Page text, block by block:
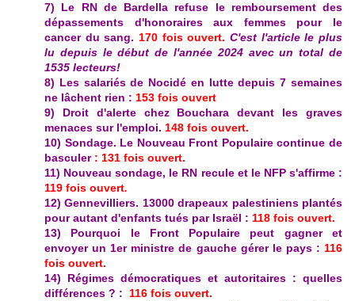
7) Le RN de Bardella refuse le remboursement des
dépassements d'honoraires aux femmes pour le
cancer du sang. 170 fois ouvert. C'est l'article le plus
lu depuis le début de l'année 2024 avec un total de
1535 lecteurs!
8) Les salariés de Nocidé en lutte depuis 7 semaines
ne lâchent rien : 153 fois ouvert
9) Droit d'alerte chez Bouchara devant les graves
menaces sur l'emploi. 148 fois ouvert.
10) Sondage. Le Nouveau Front Populaire continue de
basculer: 131 fois ouvert.
11) Nouveau sondage, le RN recule et le NFP s'affirme :
119 fois ouvert.
12) Gennevilliers. 13000 drapeaux palestiniens plantés
pour autant d'enfants tués par Israël : 118 fois ouvert.
13)
Pourquoi le Front Populaire peut gagner et
envoyer un 1er ministre de gauche gérer le pays : 116
fois ouvert.
14) Régimes démocratiques et autoritaires : quelles
différences ? :
116 fois ouvert.